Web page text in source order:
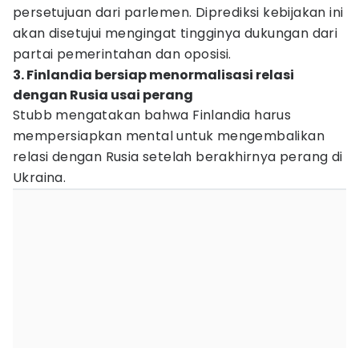
persetujuan dari parlemen. Diprediksi kebijakan ini
akan disetujui mengingat tingginya dukungan dari
partai pemerintahan dan oposisi.
3. Finlandia bersiap menormalisasi relasi
dengan Rusia usai perang
Stubb mengatakan bahwa Finlandia harus
mempersiapkan mental untuk mengembalikan
relasi dengan Rusia setelah berakhirnya perang di
Ukraina.